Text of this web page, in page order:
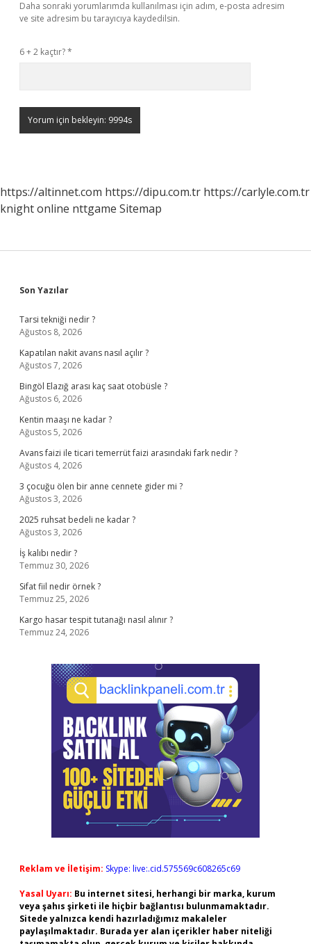
Daha sonraki yorumlarımda kullanılması için adım, e-posta adresim
ve site adresim bu tarayıcıya kaydedilsin.
6 + 2 kaçtır?*
https://altinnet.com https://dipu.com.tr https://carlyle.com.tr
knight online nttgame Sitemap
Sidebar
Son Yazılar
Tarsi tekniği nedir ?
Ağustos 8, 2026
Kapatılan nakit avans nasıl açılır ?
Ağustos 7, 2026
Bingöl Elazığ arası kaç saat otobüsle ?
Ağustos 6, 2026
Kentin maaşı ne kadar ?
Ağustos 5, 2026
Avans faizi ile ticari temerrüt faizi arasındaki fark nedir ?
Ağustos 4, 2026
3 çocuğu ölen bir anne cennete gider mi ?
Ağustos 3, 2026
2025 ruhsat bedeli ne kadar ?
Ağustos 3, 2026
İş kalıbı nedir ?
Temmuz 30, 2026
Sifat fiil nedir örnek ?
Temmuz 25, 2026
Kargo hasar tespit tutanağı nasıl alınır ?
Temmuz 24, 2026
Reklam ve İletişim: Skype: live:.cid.575569c608265c69
Yasal Uyarı: Bu internet sitesi, herhangi bir marka, kurum
veya şahıs şirketi ile hiçbir bağlantısı bulunmamaktadır.
Sitede yalnızca kendi hazırladığımız makaleler
paylaşılmaktadır. Burada yer alan içerikler haber niteliği